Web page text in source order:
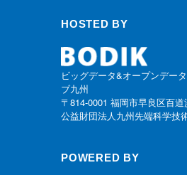
HOSTED BY
ビッグデータ&オープンデー
ブ九州
〒814-0001 福岡市早良区百道
公益財団法人九州先端科学技
POWERED BY